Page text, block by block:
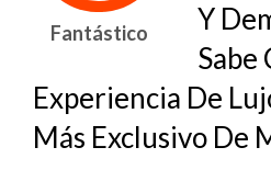
Fantástico
Y
Sabe
Experiencia De
Más Exclusivo De